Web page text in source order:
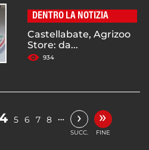
DENTRO LA NOTIZIA
Castellabate, Agrizoo
Store: da...
934
5 6 7 8 … ›
SUCC.
»
FINE